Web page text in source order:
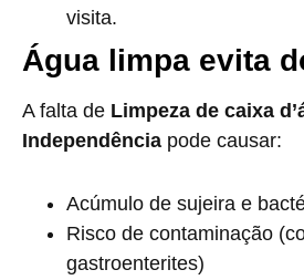
visita.
Água limpa evita
A falta de Limpeza de caixa
Independência pode causar:
Acúmulo de sujeira e
Risco de contaminação
gastroenterites)